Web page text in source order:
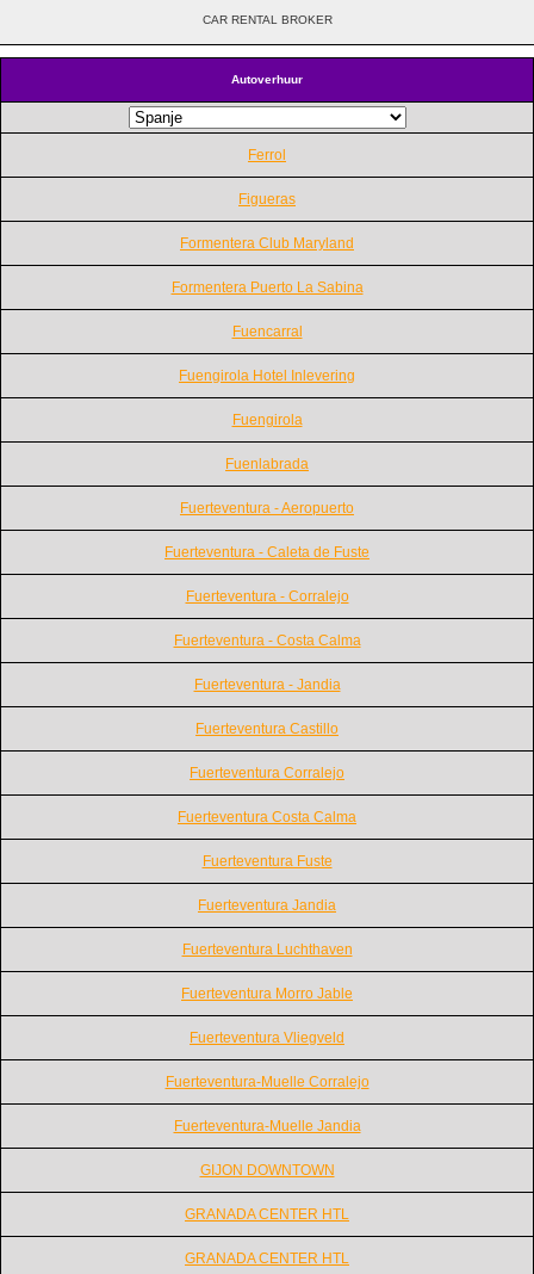
Autoverhuur
Ferrol
Figueras
Formentera Club Maryland
Formentera Puerto La Sabina
Fuencarral
Fuengirola Hotel Inlevering
Fuengirola
Fuenlabrada
Fuerteventura - Aeropuerto
Fuerteventura - Caleta de Fuste
Fuerteventura - Corralejo
Fuerteventura - Costa Calma
Fuerteventura - Jandia
Fuerteventura Castillo
Fuerteventura Corralejo
Fuerteventura Costa Calma
Fuerteventura Fuste
Fuerteventura Jandia
Fuerteventura Luchthaven
Fuerteventura Morro Jable
Fuerteventura Vliegveld
Fuerteventura-Muelle Corralejo
Fuerteventura-Muelle Jandia
GIJON DOWNTOWN
GRANADA CENTER HTL
GRANADA CENTER HTL
CAR RENTAL BROKER